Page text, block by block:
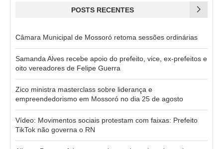
POSTS RECENTES
Câmara Municipal de Mossoró retoma sessões ordinárias
Samanda Alves recebe apoio do prefeito, vice, ex-prefeitos e
oito vereadores de Felipe Guerra
Zico ministra masterclass sobre liderança e
empreendedorismo em Mossoró no dia 25 de agosto
Vídeo: Movimentos sociais protestam com faixas: Prefeito
TikTok não governa o RN